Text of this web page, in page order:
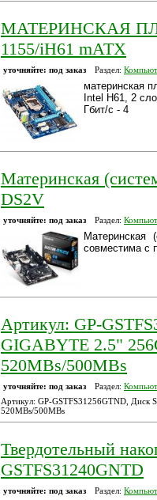
МАТЕРИНСКАЯ
1155/iH61 mATX
уточняйте: под заказ Раздел:
материнская
Intel H61, 2
Гбит/с - 4
Материнская
DS2V
уточняйте: под заказ Раздел:
Материнская
совместима с
Артикул: GP-
GIGABYTE 2.5"
520MBs/500MBs
уточняйте: под заказ Раздел:
Артикул: GP-GSTFS31256GTND,
520MBs/500MBs
Твердотельный
GSTFS31240GNTD
уточняйте: под заказ Раздел: